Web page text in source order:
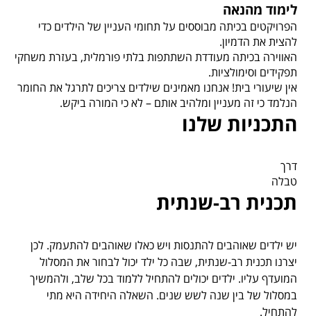
לימוד מהנאה
הפרויקטים בכיתה מבוססים על תחומי העניין של הילדים כדי
להצית את הדמיון.
האווירה בכיתה מעודדת השתתפות בלתי פורמלית, בעזרת משחקי
תפקידים וסימולציות.
אין שיעורי בית! אנחנו מאמינים שילדים צריכים לתרגל את החומר
הנלמד כי זה מעניין ומלהיב אותם – לא כי המורה ביקש.
התכניות שלנו
דרך
טבלה
תכנית רב-שנתית
יש ילדים שאוהבים להתנסות ויש כאלו שאוהבים להתעמק. לכן
יצרנו תכנית רב-שנתית, שבה כל ילד יכול לבחור את המסלול
המועדף עליו. ילדים יכולים להתחיל ללמוד בכל שלב, ולהמשיך
במסלול של בין שנה לשש שנים. השאלה היחידה היא מתי
להתחיל.